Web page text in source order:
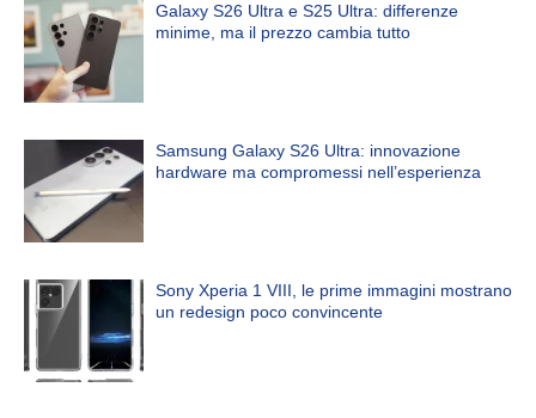
Galaxy S26 Ultra e S25 Ultra: differenze
minime, ma il prezzo cambia tutto
Samsung Galaxy S26 Ultra: innovazione
hardware ma compromessi nell’esperienza
Sony Xperia 1 VIII, le prime immagini mostrano
un redesign poco convincente